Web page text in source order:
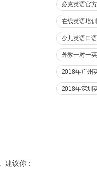
建议你：
必克英语官
在线英语培训
少儿英语口
外教一对一
2018年广州
2018年深圳